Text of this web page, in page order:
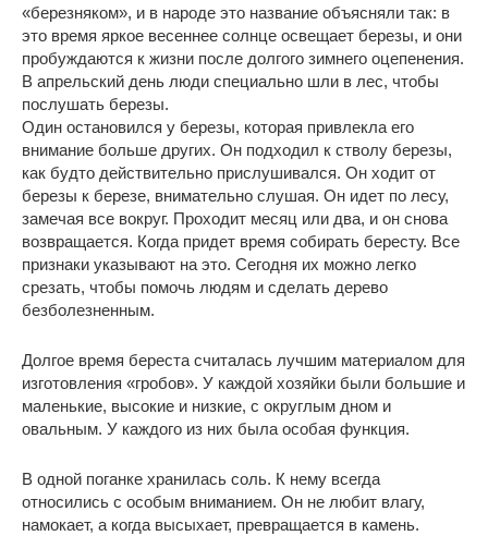
«березняком», и в народе это название объясняли так: в
это время яркое весеннее солнце освещает березы, и они
пробуждаются к жизни после долгого зимнего оцепенения.
В апрельский день люди специально шли в лес, чтобы
послушать березы.
Один остановился у березы, которая привлекла его
внимание больше других. Он подходил к стволу березы,
как будто действительно прислушивался. Он ходит от
березы к березе, внимательно слушая. Он идет по лесу,
замечая все вокруг. Проходит месяц или два, и он снова
возвращается. Когда придет время собирать бересту. Все
признаки указывают на это. Сегодня их можно легко
срезать, чтобы помочь людям и сделать дерево
безболезненным.
Долгое время береста считалась лучшим материалом для
изготовления «гробов». У каждой хозяйки были большие и
маленькие, высокие и низкие, с округлым дном и
овальным. У каждого из них была особая функция.
В одной поганке хранилась соль. К нему всегда
относились с особым вниманием. Он не любит влагу,
намокает, а когда высыхает, превращается в камень.